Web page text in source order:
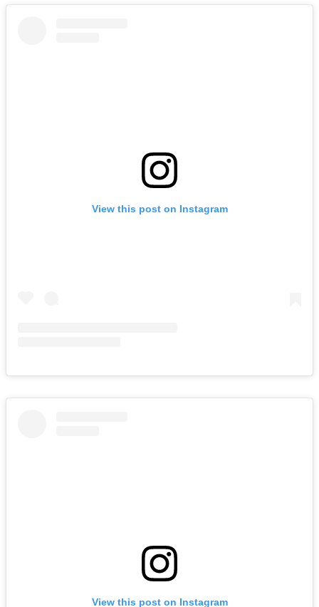
View this post on Instagram
View this post on Instagram